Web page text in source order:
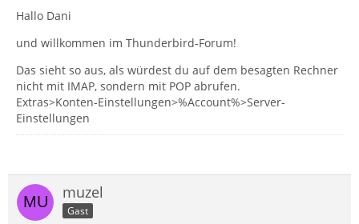
Hallo Dani
und willkommen im Thunderbird-Forum!
Das sieht so aus, als würdest du auf dem besagten Rechner
nicht mit IMAP, sondern mit POP abrufen.
Extras>Konten-Einstellungen>%Account%>Server-
Einstellungen
muzel
Gast